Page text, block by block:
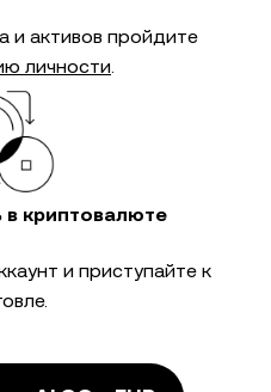
и активов пройдите
личности.
в криптовалюте
и приступайте к